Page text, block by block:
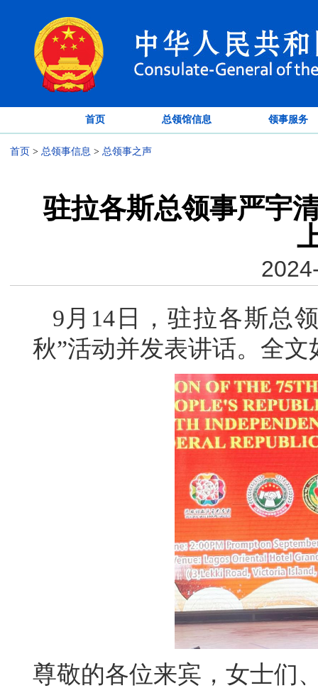
首页 总领馆信息 领事服务
首页 > 总领事信息 > 总领事之声
驻拉各斯总领事严宇
9月14日，驻拉各斯总
秋”活动并发表讲话。全文
尊敬的各位来宾，女士们